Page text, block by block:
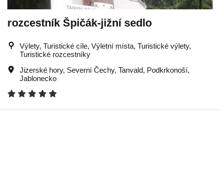
rozcestník Špičák-jižní sedlo
Výlety, Turistické cíle, Výletní místa, Turistické výlety,
Turistické rozcestníky
Jizerské hory, Severní Čechy, Tanvald, Podkrkonoší,
Jablonecko